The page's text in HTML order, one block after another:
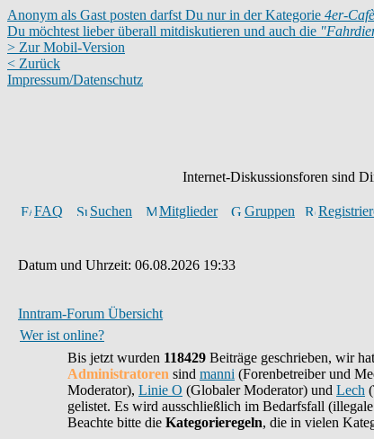
Anonym als Gast posten darfst Du nur in der Kategorie 4er-Cafè
Du möchtest lieber überall mitdiskutieren und auch die
> Zur Mobil-Version
< Zurück
Impressum/Datenschutz
Internet-Diskussionsforen sind
FAQ Suchen Mitglieder Gruppen
Datum und Uhrzeit: 06.08.2026 19:33
Inntram-Forum Übersicht
Wer ist online?
Bis jetzt wurden 118429 Beiträge geschrieben, wir
Administratoren sind manni (Forenbetreiber und
Moderator), Linie O (Globaler Moderator) und Lech
gelistet. Es wird ausschließlich im Bedarfsfall
Beachte bitte die Kategorieregeln, die in vielen